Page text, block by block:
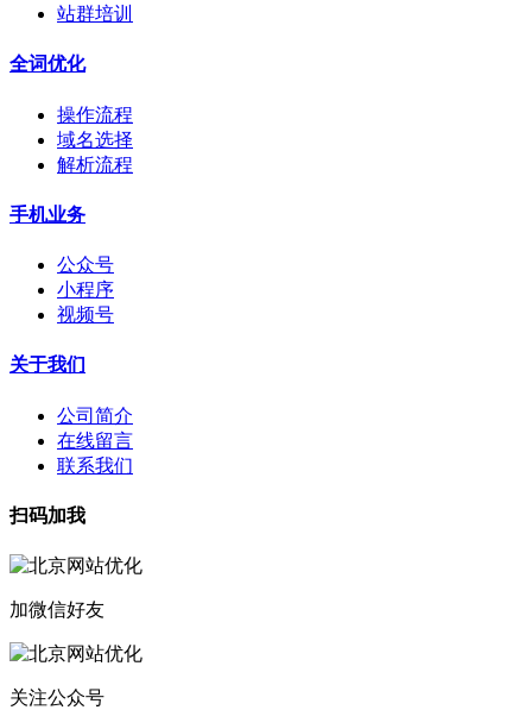
站群培训
全词优化
操作流程
域名选择
解析流程
手机业务
公众号
小程序
视频号
关于我们
公司简介
在线留言
联系我们
扫码加我
加微信好友
关注公众号